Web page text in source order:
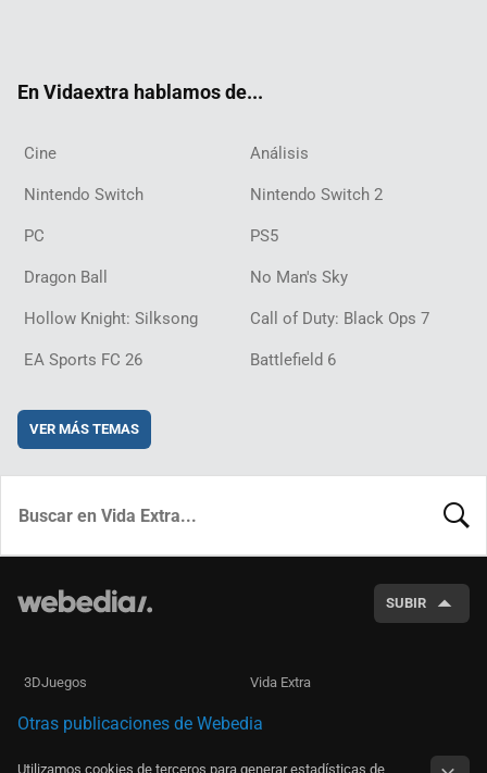
En Vidaextra hablamos de...
Cine Análisis
Nintendo Switch Nintendo Switch 2
PC PS5
Dragon Ball No Man's Sky
Hollow Knight: Silksong Call of Duty: Black Ops 7
EA Sports FC 26 Battlefield 6
VER MÁS TEMAS
SUBIR
3DJuegos Vida Extra
Otras publicaciones de Webedia
Utilizamos cookies de terceros para generar estadísticas de